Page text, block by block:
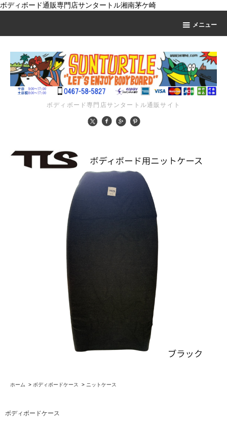
ボディボード通販専門店サンタートル湘南茅ケ崎
メニュー
ボディボード専門店サンタートル通販サイト
ホーム > ボディボードケース > ニットケース
ボディボードケース